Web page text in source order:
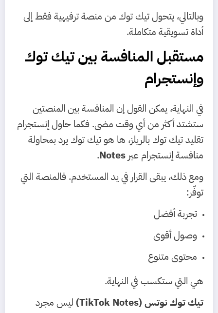
وبالتالي، يتحول تيك توك من منصة ترفيهية فقط إلى
أداة تسويقية متكاملة.
مستقبل المنافسة بين تيك توك
وإنستجرام
في النهاية، يمكن القول إن المنافسة بين المنصتين
ستشتد أكثر من أي وقت مضى. فكما حاول إنستجرام
تقليد تيك توك بالريلز، ها هو تيك توك يرد بمحاولة
منافسة إنستجرام عبر Notes
.
ومع ذلك، يبقى القرار في يد المستخدم. فالمنصة التي
توفّر:
تجربة أفضل
وصول أقوى
محتوى متنوع
هي التي ستكسب في النهاية.
تيك توك نوتس (TikTok Notes)
ليس مجرد